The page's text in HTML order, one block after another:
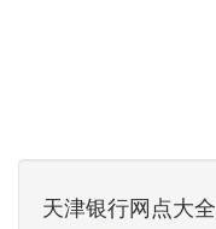
天津银行网点大全